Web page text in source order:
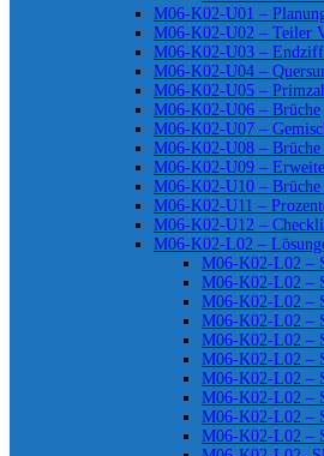
M06-K02-U01 –
M06-K02-U02 – Teiler
M06-K02-U03 –
M06-K02-U04 –
M06-K02-U05 –
M06-K02-U06 – Brüche
M06-K02-U07 –
M06-K02-U08 – Brüche
M06-K02-U09 –
M06-K02-U10 – Brüche
M06-K02-U11 –
M06-K02-U12 –
M06-K02-L02 –
M06-K02-L02 –
M06-K02-L02 –
M06-K02-L02 –
M06-K02-L02 –
M06-K02-L02 –
M06-K02-L02 –
M06-K02-L02 –
M06-K02-L02 –
M06-K02-L02 –
M06-K02-L02 –